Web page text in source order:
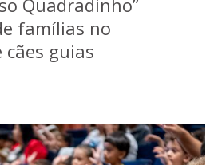
Quadradinho”
famílias no
guias